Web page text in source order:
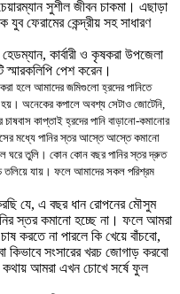
সুশীল জীবন চাকমা। এছাড়া
যুব ফেরামের কেন্দ্রীয় সহ সাধারণ
কার্বারী ও কৃষকরা উপজেলা
স্মারকলিপি পেশ করেন।
করা হলে আমাদের জমিগুলো হ্রদের পানিতে
অনেকের কপালে অবশ্য সেটাও জোটেনি,
কাপ্তাই হ্রদের পানি বাড়ানো-কমানোর
মধ্যে পানির স্তর আস্তে আস্তে কমানো
ঘরে তুলি। কোন কোন বছর পানির স্তর দ্রুত
তলিয়ে যায়। ফলে আমাদের সকল পরিশ্রম
যে, এ বছর ধান রোপনের মৌসুম
স্তর কমানো হচ্ছে না। ফলে আমরা
করতে না পারলে কি খেয়ে বাঁচবো,
কিভাবে সংসারের খরচ জোগাড় করবো
আমরা এখন চোখে সর্ষে ফুল